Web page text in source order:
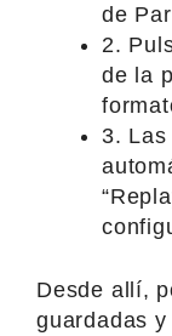
de
2.
de la
3.
Desde allí,
guardadas